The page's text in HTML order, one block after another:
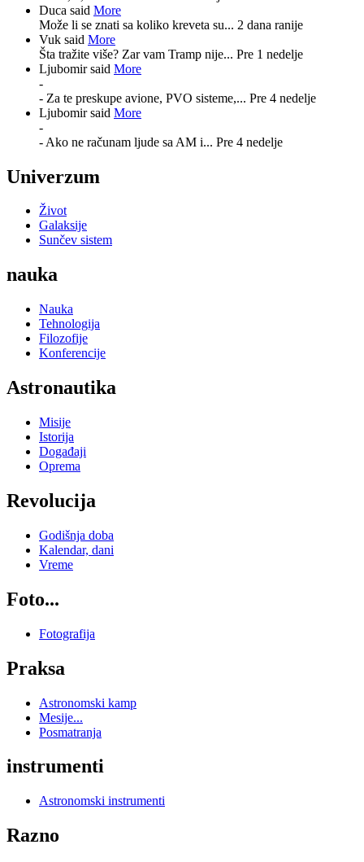
Duca said More
Može li se znati sa koliko kreveta su... 2 dana ranije
Vuk said More
Šta tražite više? Zar vam Tramp nije... Pre 1 nedelje
Ljubomir said More
-
- Za te preskupe avione, PVO sisteme,... Pre 4 nedelje
Ljubomir said More
-
- Ako ne računam ljude sa AM i... Pre 4 nedelje
Univerzum
Život
Galaksije
Sunčev sistem
nauka
Nauka
Tehnologija
Filozofije
Konferencije
Astronautika
Misije
Istorija
Događaji
Oprema
Revolucija
Godišnja doba
Kalendar, dani
Vreme
Foto...
Fotografija
Praksa
Astronomski kamp
Mesije...
Posmatranja
instrumenti
Astronomski instrumenti
Razno